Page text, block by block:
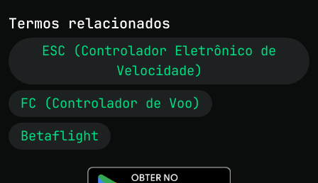
Termos relacionados
ESC (Controlador Eletrônico de
Velocidade)
FC (Controlador de Voo)
Betaflight